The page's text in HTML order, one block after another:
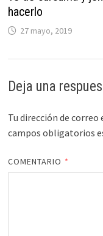
hacerlo
27 mayo, 2019
Deja una
Tu dirección de
campos obligatorios
COMENTARIO *